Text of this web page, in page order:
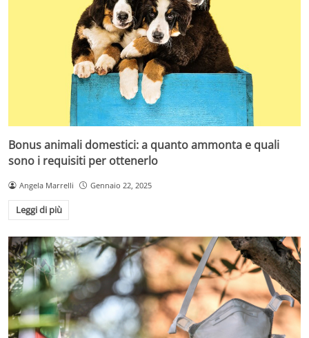
Bonus animali domestici: a quanto ammonta e quali
sono i requisiti per ottenerlo
Angela Marrelli Gennaio 22, 2025
Leggi di più